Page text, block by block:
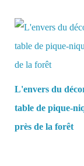
L'envers du
table de pique-
près de la forêt